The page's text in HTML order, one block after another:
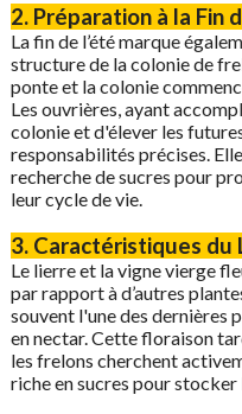
2. Préparation à la Fin
La fin de l’été marque
structure de la colonie de
ponte et la colonie
Les ouvrières, ayant
colonie et d'élever les
responsabilités précises.
recherche de sucres pour
leur cycle de vie.
3. Caractéristiques du
Le lierre et la vigne vierge
par rapport à d’autres
souvent l'une des dernières
en nectar. Cette floraison
les frelons cherchent
riche en sucres pour stocker